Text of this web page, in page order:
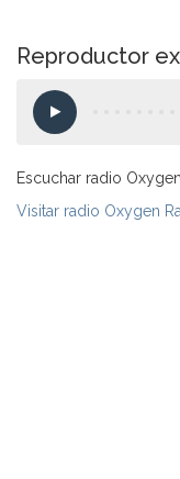
Reproductor
Escuchar radio
Visitar radio Oxygen